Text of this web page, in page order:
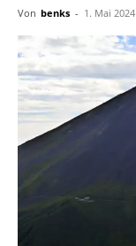
Von benks - 1. Mai 2024